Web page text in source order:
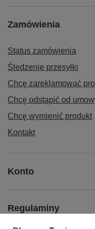
Zamówienia
Status zamówienia
Śledzenie przesyłki
Chcę zareklamować
Chcę odstąpić od
Chcę wymienić produkt
Kontakt
Konto
Regulaminy